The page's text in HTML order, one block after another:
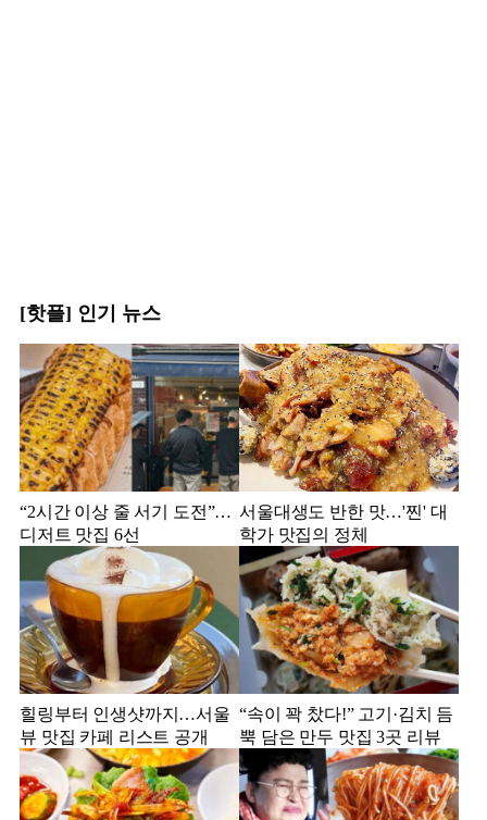
[핫플] 인기 뉴스
“2시간 이상 줄 서기 도전”…
디저트 맛집 6선
서울대생도 반한 맛…'찐' 대
학가 맛집의 정체
힐링부터 인생샷까지…서울
뷰 맛집 카페 리스트 공개
“속이 꽉 찼다!” 고기·김치 듬
뿍 담은 만두 맛집 3곳 리뷰